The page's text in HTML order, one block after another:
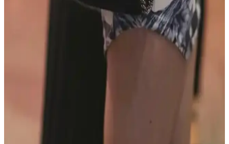
Gucci Yeni Jackie Koleksiyonu: Yumuşak Deri ve
Piston Kilit Tasarımıyla Yenilikler
Gucci'nin yeni Jackie koleksiyonu, yumuşak ve esnek deri kullanımı
ile klasik tasarımı modernleştiriyor. Piston kilit mekanizması ve şık
Stella McCartney Falabella Çanta Modelleri ve
Boyut Ayrımları Hakkında Detaylı Bilgi
boyutlarıyla farklı kullanım ihtiyaçlarına hitap eder. Askı uzunluğu